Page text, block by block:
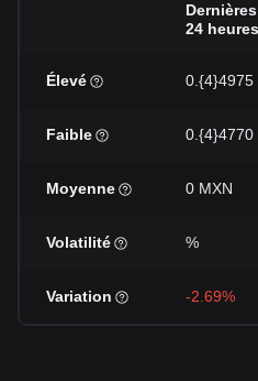
Dernières
24 heures
Élevé 0.{4}4975
Faible 0.{4}4770
Moyenne 0 MXN
Volatilité %
Variation -2.69%